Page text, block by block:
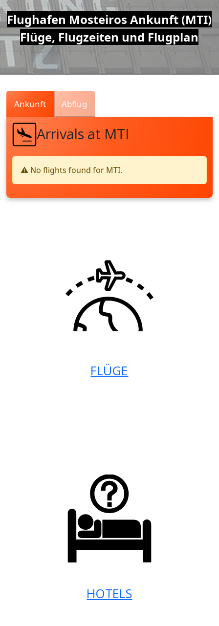
Air
Traffic
Live
Flughafen Mosteiros Ankunft (MTI)
Flüge, Flugzeiten und Flugplan
Ankunft Abflug
Arrivals at MTI
⚠️ No flights found for MTI.
FLÜGE
HOTELS